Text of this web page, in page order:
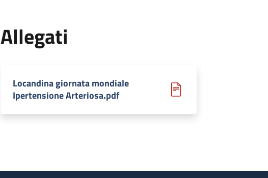
Allegati
Locandina giornata mondiale
Ipertensione Arteriosa.pdf